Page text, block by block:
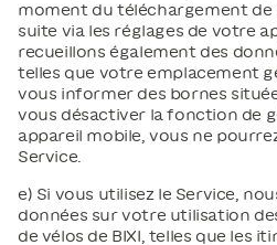
moment du téléchargement de
suite via les réglages de votre
recueillons également des
telles que votre emplacement
vous informer des bornes
vous désactiver la fonction de
appareil mobile, vous ne
Service.
e) Si vous utilisez le Service,
données sur votre utilisation
de vélos de BIXI, telles que les